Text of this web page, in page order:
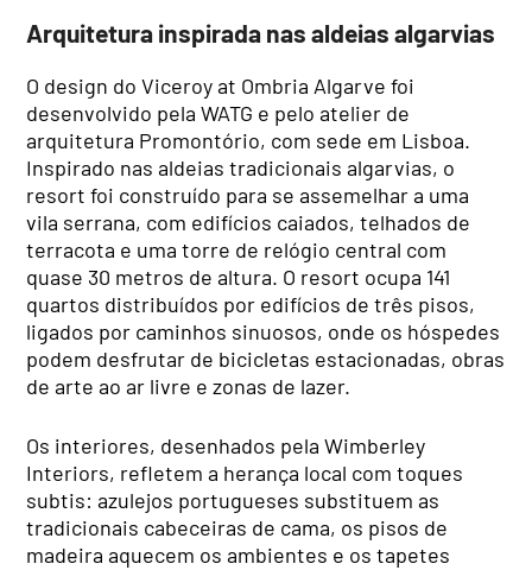
Arquitetura inspirada nas aldeias algarvias
O design do Viceroy at Ombria Algarve foi
desenvolvido pela WATG e pelo atelier de
arquitetura Promontório, com sede em Lisboa.
Inspirado nas aldeias tradicionais algarvias, o
resort foi construído para se assemelhar a uma
vila serrana, com edifícios caiados, telhados de
terracota e uma torre de relógio central com
quase 30 metros de altura. O resort ocupa 141
quartos distribuídos por edifícios de três pisos,
ligados por caminhos sinuosos, onde os hóspedes
podem desfrutar de bicicletas estacionadas, obras
de arte ao ar livre e zonas de lazer.
Os interiores, desenhados pela Wimberley
Interiors, refletem a herança local com toques
subtis: azulejos portugueses substituem as
tradicionais cabeceiras de cama, os pisos de
madeira aquecem os ambientes e os tapetes